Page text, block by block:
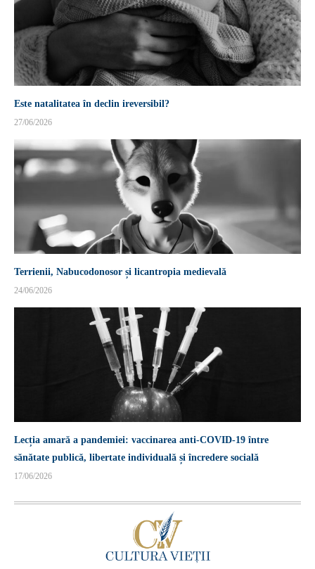
Este natalitatea în declin ireversibil?
27/06/2026
Terrienii, Nabucodonosor și licantropia medievală
24/06/2026
Lecția amară a pandemiei: vaccinarea anti-COVID-19 între
sănătate publică, libertate individuală și încredere socială
17/06/2026